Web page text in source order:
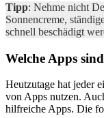
Tipp: Nehme nicht
Sonnencreme,
schnell beschädigt
Welche Apps
Heutzutage hat jeder
von Apps nutzen.
hilfreiche Apps. Die